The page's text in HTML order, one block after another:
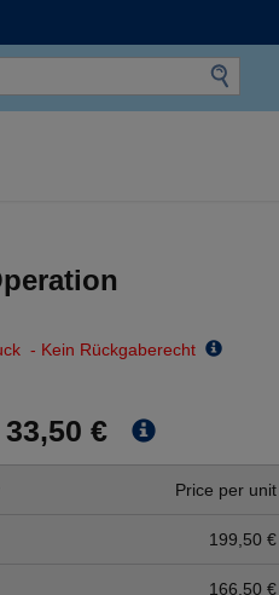
- Kein Rückgaberecht
€
Price per unit
199,50 €
166,50 €